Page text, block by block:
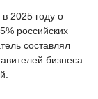
2025 году о
российских
составлял
бизнеса